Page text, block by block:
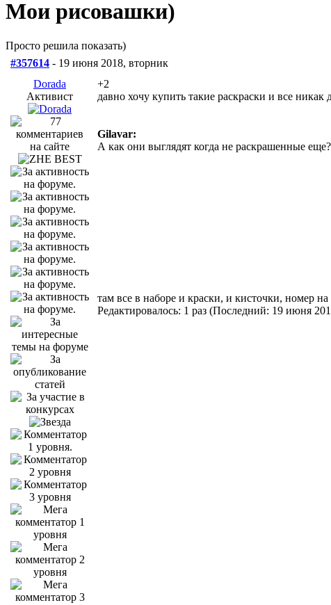
Мои рисовашки)
Просто решила показать)
#357614 - 19 июня 2018, вторник
Dorada
Активист
+2
давно хочу купить такие раскраски и все никак
Gilavar:
А как они выглядят когда не раскрашенные еще?
там все в наборе и краски, и кисточки, номер
Редактировалось: 1 раз (Последний: 19 июня